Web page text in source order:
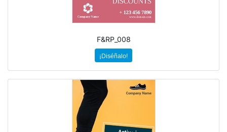
F&RP_008
¡Diséñalo!